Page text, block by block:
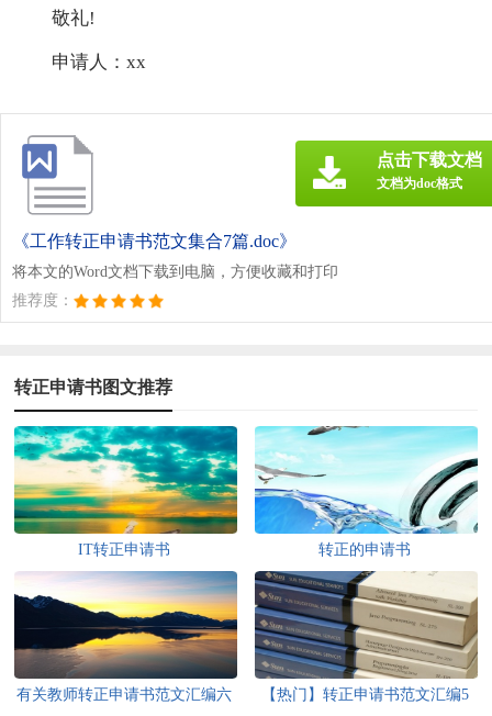
敬礼!
申请人：xx
《工作转正申请书范文集合7篇.doc》
将本文的Word文档下载到电脑，方便收藏和打印
推荐度：
点击下载文档
文档为doc格式
转正申请书图文推荐
IT转正申请书 转正的申请书
有关教师转正申请书范文汇编六 【热门】转正申请书范文汇编5